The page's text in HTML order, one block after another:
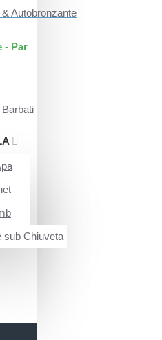
Autobronzante
- Par
sub Chiuveta